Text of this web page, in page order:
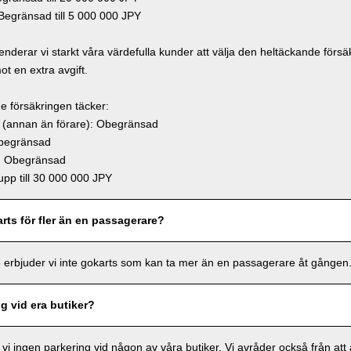
till 5 000 000 JPY
vi starkt våra värdefulla kunder att välja den heltäckande
en extra avgift.
försäkringen täcker:
än förare): Obegränsad
Obegränsad
till 30 000 000 JPY
för fler än en passagerare?
vi inte gokarts som kan ta mer än en passagerare åt gången.
vid era butiker?
ingen parkering vid någon av våra butiker. Vi avråder också från